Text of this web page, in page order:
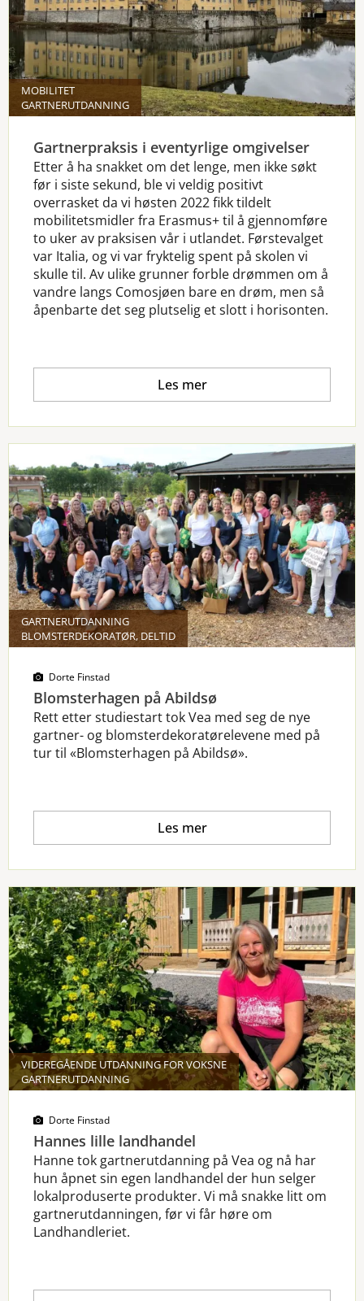
MOBILITET
GARTNERUTDANNING
Gartnerpraksis i eventyrlige omgivelser
Etter å ha snakket om det lenge, men ikke søkt
før i siste sekund, ble vi veldig positivt
overrasket da vi høsten 2022 fikk tildelt
mobilitetsmidler fra Erasmus+ til å gjennomføre
to uker av praksisen vår i utlandet. Førstevalget
var Italia, og vi var fryktelig spent på skolen vi
skulle til. Av ulike grunner forble drømmen om å
vandre langs Comosjøen bare en drøm, men så
åpenbarte det seg plutselig et slott i horisonten.
Les mer
GARTNERUTDANNING
BLOMSTERDEKORATØR, DELTID
Dorte Finstad
Blomsterhagen på Abildsø
Rett etter studiestart tok Vea med seg de nye
gartner- og blomsterdekoratørelevene med på
tur til «Blomsterhagen på Abildsø».
Les mer
VIDEREGÅENDE UTDANNING FOR VOKSNE
GARTNERUTDANNING
Dorte Finstad
Hannes lille landhandel
Hanne tok gartnerutdanning på Vea og nå har
hun åpnet sin egen landhandel der hun selger
lokalproduserte produkter. Vi må snakke litt om
gartnerutdanningen, før vi får høre om
Landhandleriet.